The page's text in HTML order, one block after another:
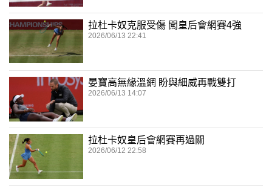
拉杜卡奴克服受傷 闖皇后會網賽4強
2026/06/13 22:41
晏寶高無緣溫網 盼與細威再戰雙打
2026/06/13 14:07
拉杜卡奴皇后會網賽再過關
2026/06/12 22:58